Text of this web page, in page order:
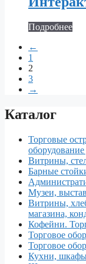
Подробнее
←
1
2
3
→
Каталог
Торговые
Витрины,
Барные
Музеи,
Витрины,
магазина,
Кофейни.
Торговое
Торговое
Кухни,